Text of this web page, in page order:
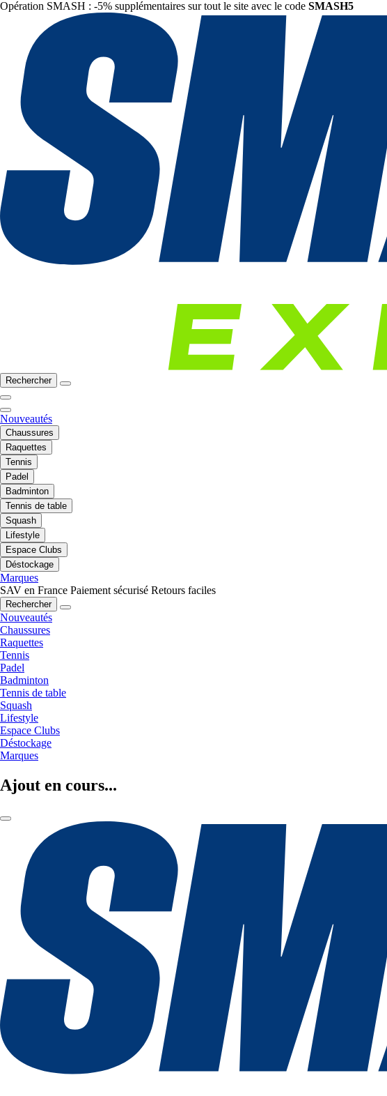
Opération SMASH : -5% supplémentaires sur tout le site avec le code SMASH5
Rechercher
Nouveautés
Chaussures
Raquettes
Tennis
Padel
Badminton
Tennis de table
Squash
Lifestyle
Espace Clubs
Déstockage
Marques
SAV en France Paiement sécurisé Retours faciles
Rechercher
Nouveautés
Chaussures
Raquettes
Tennis
Padel
Badminton
Tennis de table
Squash
Lifestyle
Espace Clubs
Déstockage
Marques
Ajout en cours...